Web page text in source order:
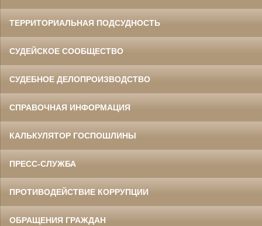
ТЕРРИТОРИАЛЬНАЯ ПОДСУДНОСТЬ
СУДЕЙСКОЕ СООБЩЕСТВО
СУДЕБНОЕ ДЕЛОПРОИЗВОДСТВО
СПРАВОЧНАЯ ИНФОРМАЦИЯ
КАЛЬКУЛЯТОР ГОСПОШЛИНЫ
ПРЕСС-СЛУЖБА
ПРОТИВОДЕЙСТВИЕ КОРРУПЦИИ
ОБРАЩЕНИЯ ГРАЖДАН